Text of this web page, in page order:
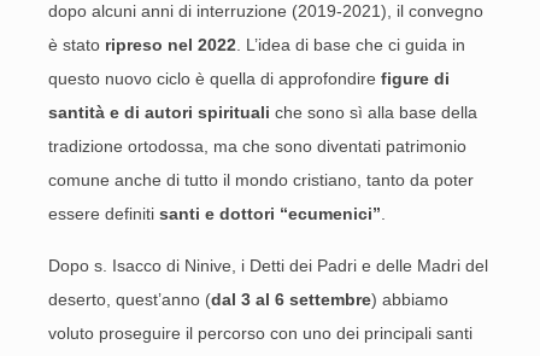
dopo alcuni anni di interruzione (2019-2021), il convegno
è stato ripreso nel 2022 . L’idea di base che ci guida in
questo nuovo ciclo è quella di approfondire figure di
santità e di autori spirituali che sono sì alla base della
tradizione ortodossa, ma che sono diventati patrimonio
comune anche di tutto il mondo cristiano, tanto da poter
essere definiti santi e dottori “ecumenici”
Dopo s. Isacco di Ninive, i Detti dei Padri e delle Madri del
deserto, quest’anno (dal 3 al 6 settembre) abbiamo
voluto proseguire il percorso con uno dei principali santi